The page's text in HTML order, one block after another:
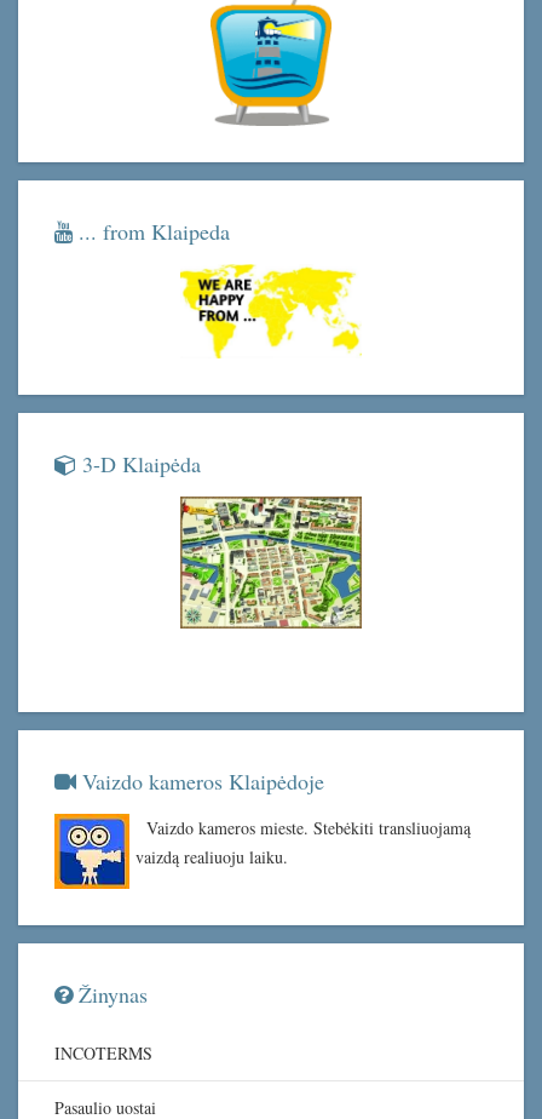
... from Klaipeda
3-D Klaipėda
Vaizdo kameros Klaipėdoje
Vaizdo kameros mieste. Stebėkiti transliuojamą
vaizdą realiuoju laiku.
Žinynas
INCOTERMS
Pasaulio uostai